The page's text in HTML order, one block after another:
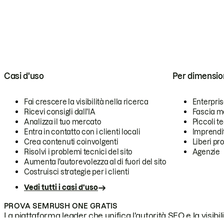
Casi d'uso
Fai crescere la visibilità nella ricerca
Ricevi consigli dall'IA
Analizza il tuo mercato
Entra in contatto con i clienti locali
Crea contenuti coinvolgenti
Risolvi i problemi tecnici del sito
Aumenta l'autorevolezza al di fuori del sito
Costruisci strategie per i clienti
Vedi tutti i casi d'uso
Per
Fascia
Piccoli
Liberi
Agenzie
PROVA SEMRUSH ONE GRATIS
La piattaforma leader che unifica l'autorità SEO e la